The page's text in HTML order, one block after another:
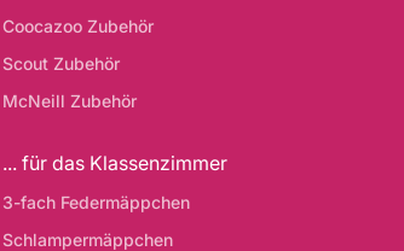
Coocazoo Zubehör
Scout Zubehör
McNeill Zubehör
... für das Klassenzimmer
3-fach Federmäppchen
Schlampermäppchen